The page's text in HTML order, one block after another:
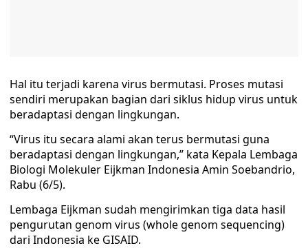
Hal itu terjadi karena virus bermutasi. Proses mutasi
sendiri merupakan bagian dari siklus hidup virus untuk
beradaptasi dengan lingkungan.
“Virus itu secara alami akan terus bermutasi guna
beradaptasi dengan lingkungan,” kata Kepala Lembaga
Biologi Molekuler Eijkman Indonesia Amin Soebandrio,
Rabu (6/5).
Lembaga Eijkman sudah mengirimkan tiga data hasil
pengurutan genom virus (whole genom sequencing)
dari Indonesia ke GISAID.